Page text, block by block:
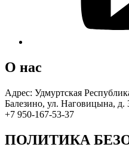
О нас
Адрес: Удмуртская
Балезино, ул. Наговицына, д.
+7 950-167-53-37
ПОЛИТИКА